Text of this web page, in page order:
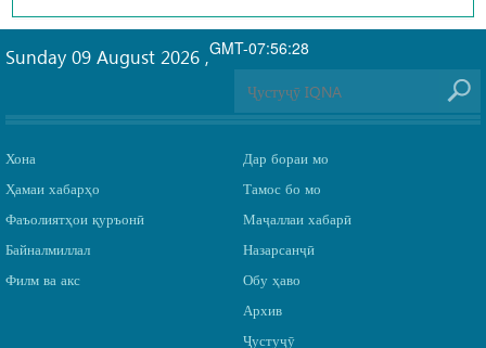
GMT-07:56:28
Sunday 09 August 2026 ,
Хона
Ҳамаи хабарҳо
Фаъолиятҳои қуръонӣ
Байналмиллал
Филм ва акс
Дар бораи мо
Тамос бо мо
Маҷаллаи хабарӣ
Назарсанҷӣ
Обу ҳаво
Архив
Ҷустуҷӯ